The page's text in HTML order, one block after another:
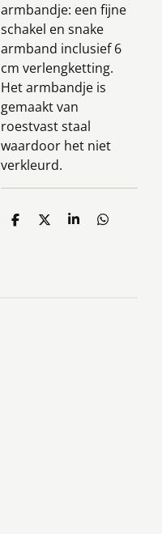
armbandje: een fijne
schakel en snake
armband inclusief 6
cm verlengketting.
Het armbandje is
gemaakt van
roestvast staal
waardoor het niet
verkleurd.
D
D
S
D